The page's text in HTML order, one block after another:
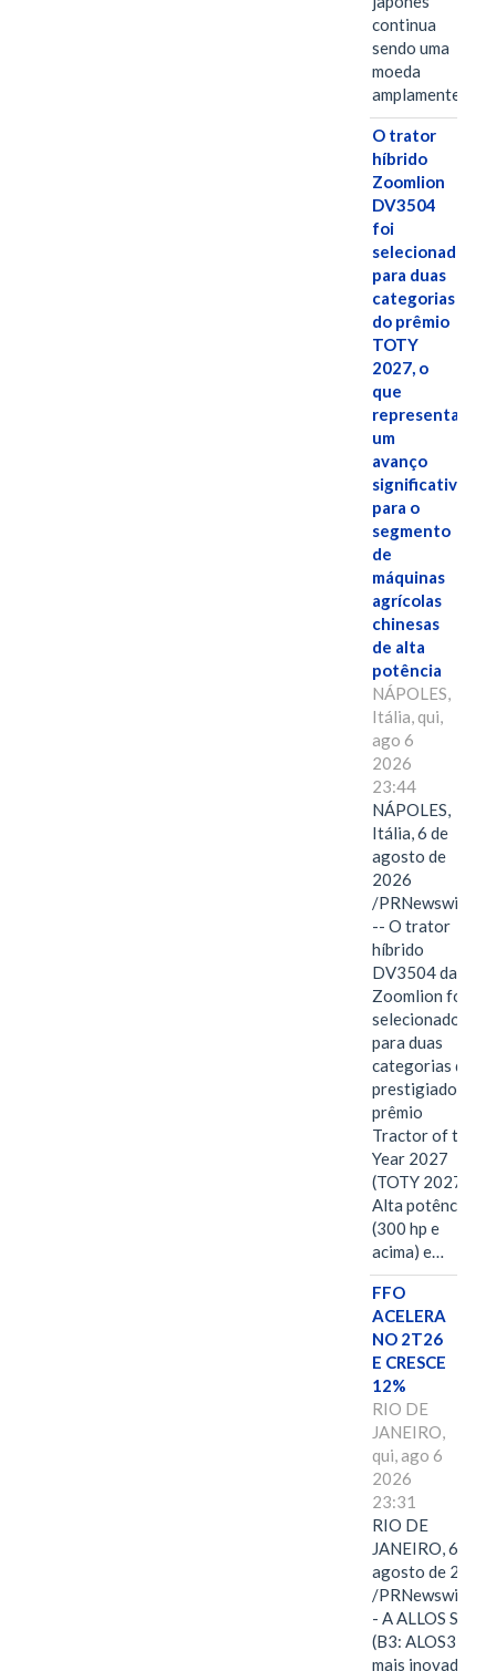
continua
sendo uma
moeda
amplamente…
O trator
híbrido
Zoomlion
DV3504
foi
selecionado
para duas
categorias
do prêmio
TOTY
2027, o
que
representa
um
avanço
significativo
para o
segmento
de
máquinas
agrícolas
chinesas
de alta
potência
NÁPOLES,
Itália, qui,
ago 6
2026
23:44
NÁPOLES,
Itália, 6 de
agosto de
2026
/PRNewswire/
-- O trator
híbrido
DV3504 da
Zoomlion foi
selecionado
para duas
categorias do
prestigiado
prêmio
Tractor of the
Year 2027
(TOTY 2027:
Alta potência
(300 hp e
acima) e…
FFO
ACELERA
NO 2T26
E CRESCE
12%
RIO DE
JANEIRO,
qui, ago 6
2026
23:31
RIO DE
JANEIRO, 6 de
agosto de 2026
/PRNewswire/ -
- A ALLOS S.A.
(B3: ALOS3), a
mais inovadora